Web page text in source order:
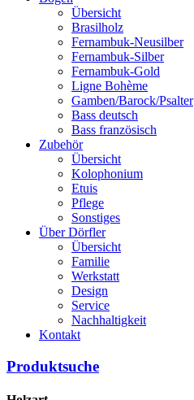
Übersicht
Brasilholz
Fernambuk-Neusilber
Fernambuk-Silber
Fernambuk-Gold
Ligne Bohème
Gamben/Barock/Psalter
Bass deutsch
Bass französisch
Zubehör
Übersicht
Kolophonium
Etuis
Pflege
Sonstiges
Über Dörfler
Übersicht
Familie
Werkstatt
Design
Service
Nachhaltigkeit
Kontakt
Produktsuche